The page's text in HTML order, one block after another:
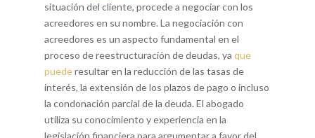
situación del cliente, procede a negociar con los
acreedores en su nombre. La negociación con
acreedores es un aspecto fundamental en el
proceso de reestructuración de deudas, ya que
puederesultar en la reducción de las tasas de
interés, la extensión de los plazos de pago o incluso
la condonación parcial de la deuda. El abogado
utiliza su conocimiento y experiencia en la